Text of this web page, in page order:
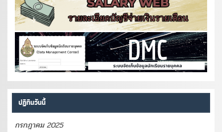
ปฏิทินวันนี้
กรกฎาคม 2025